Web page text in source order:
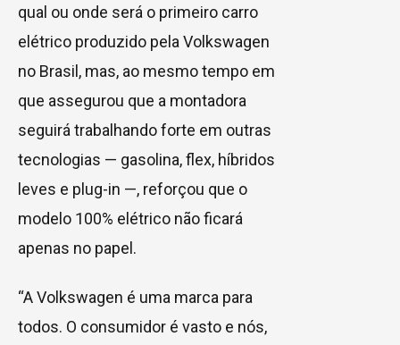
qual ou onde será o primeiro carro
elétrico produzido pela Volkswagen
no Brasil, mas, ao mesmo tempo em
que assegurou que a montadora
seguirá trabalhando forte em outras
tecnologias — gasolina, flex, híbridos
leves e plug-in —, reforçou que o
modelo 100% elétrico não ficará
apenas no papel.
“A Volkswagen é uma marca para
todos. O consumidor é vasto e nós,